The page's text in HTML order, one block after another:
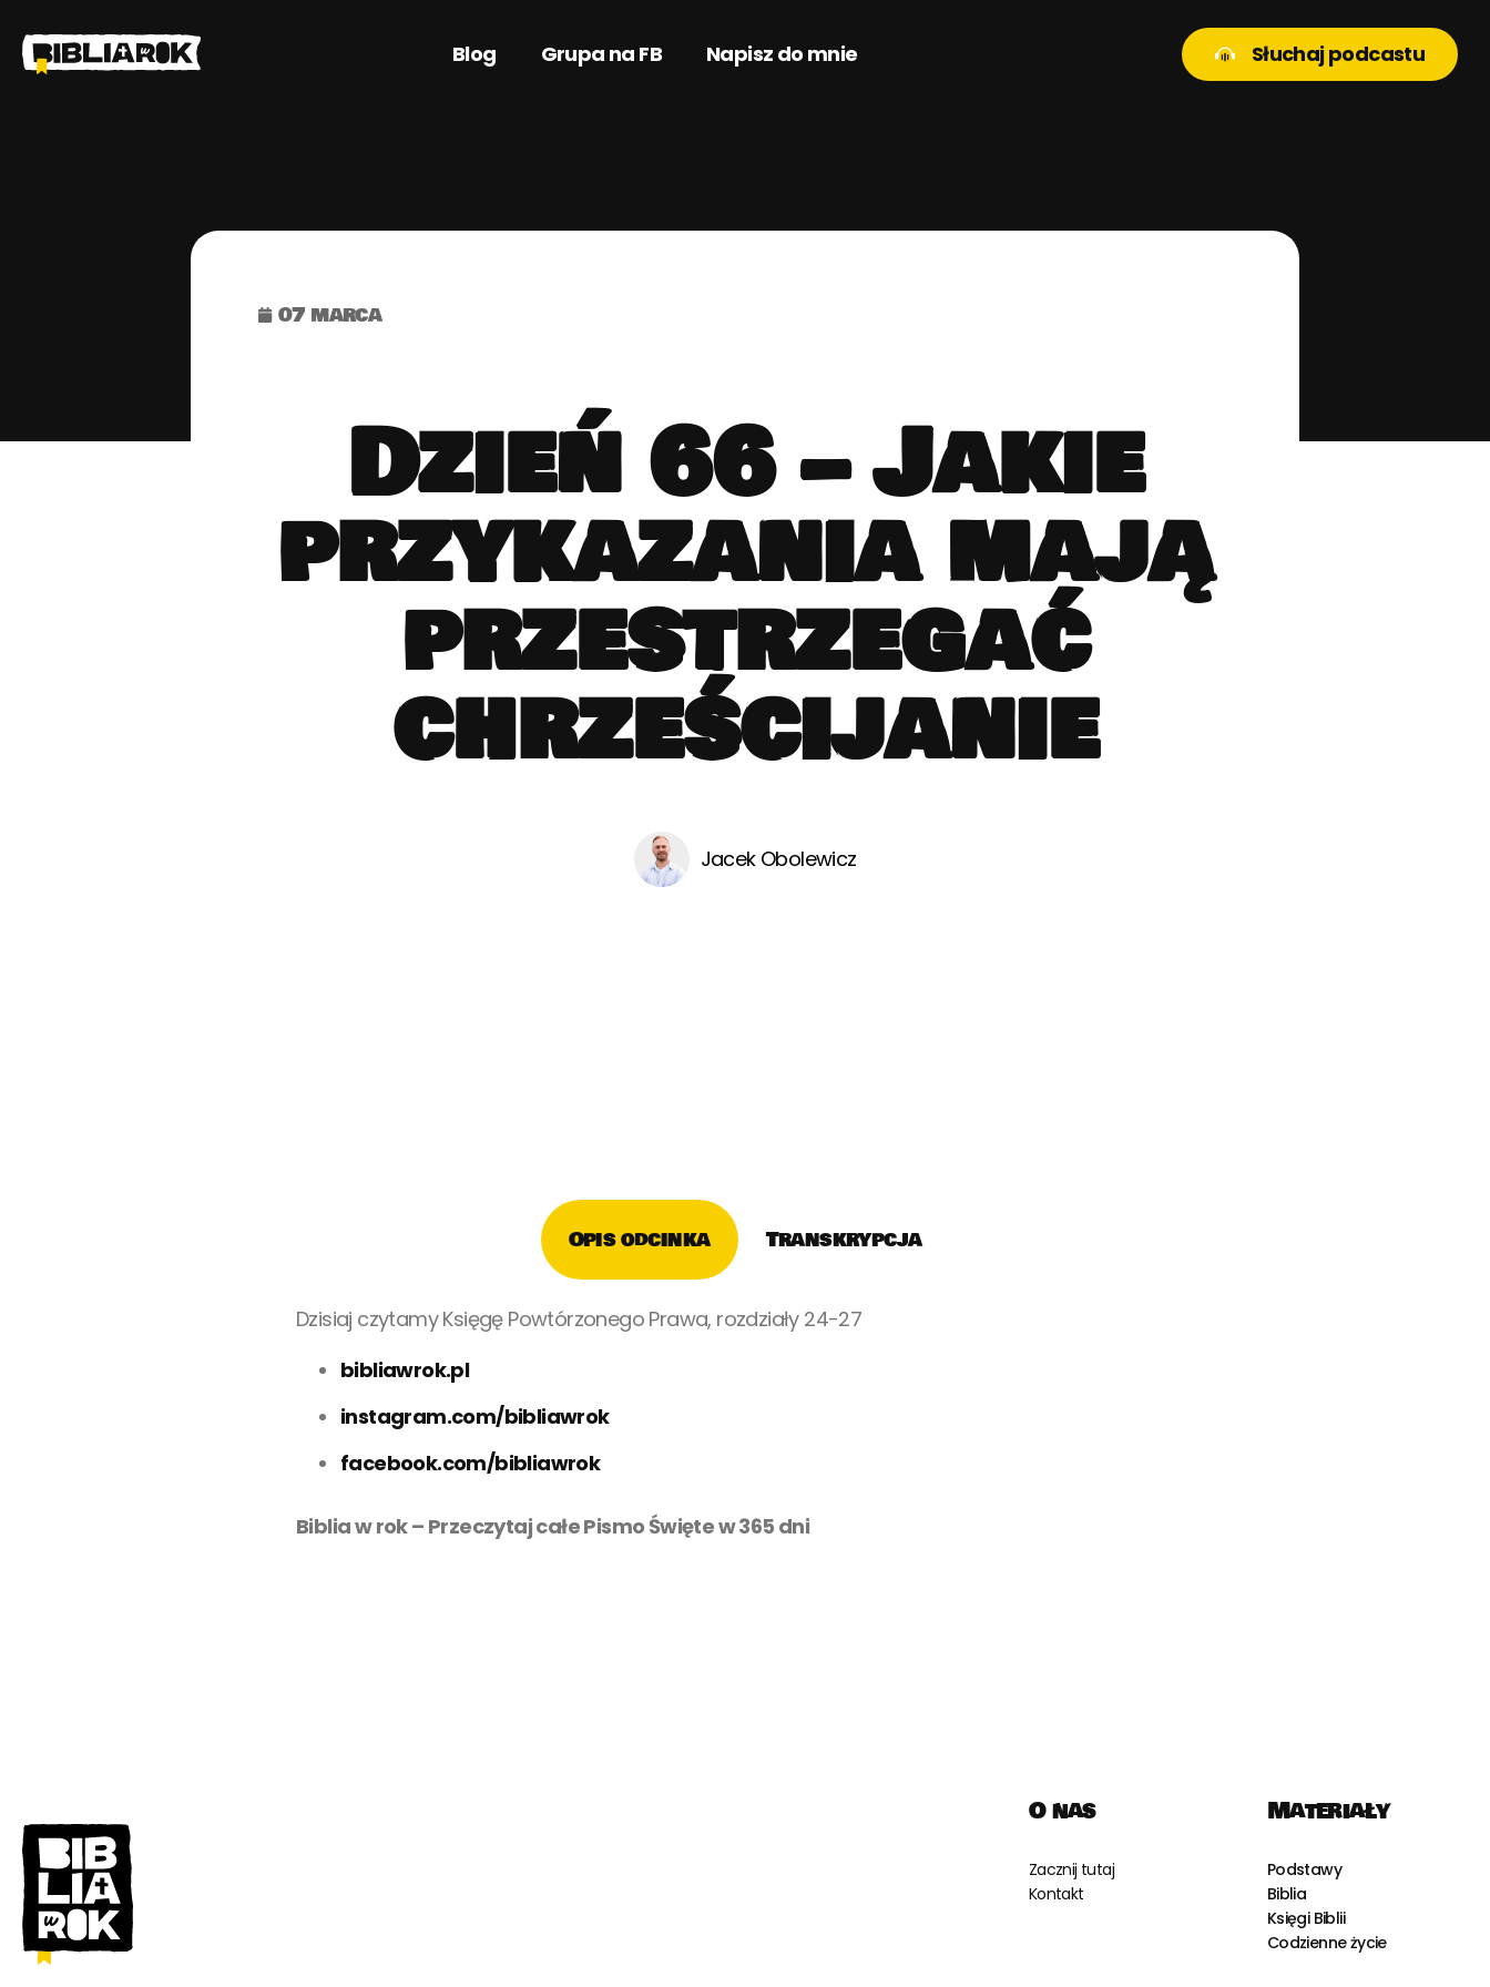
Blog Grupa na FB Napisz do mnie Słuchaj podcastu
07 marca
Dzień 66 – Jakie
przykazania mają
przestrzegać
chrześcijanie
Jacek Obolewicz
Opis odcinka Transkrypcja
Dzisiaj czytamy Księgę Powtórzonego Prawa, rozdziały 24-27
bibliawrok.pl
instagram.com/bibliawrok
facebook.com/bibliawrok
Biblia w rok – Przeczytaj całe Pismo Święte w 365 dni
O nas
Zacznij tutaj
Kontakt
Materiały
Podstawy
Biblia
Księgi Biblii
Codzienne życie